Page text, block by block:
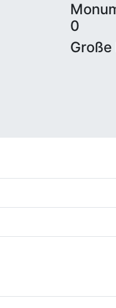
0